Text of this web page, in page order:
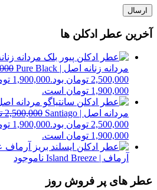
آخرین عطر ادکلن ها
مردانه زنانه اصل | Pure Black
2,500,000 تومان بود.
1,900,000
1,900,000 تومان است.
مردانه اصل | Santiago
2,500,000
2,500,000 تومان بود.
1,900,000
1,900,000 تومان است.
آرماف | Island Breeze
ناموجود
عطر های پر فروش روز